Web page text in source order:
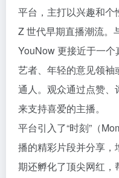
平台，主打以兴趣和
Z 世代早期直播潮流。
YouNow 更接近于一
艺者、年轻的意见领
通人。观众通过点赞
来支持喜爱的主播。
平台引入了“时刻”（
播的精彩片段并分享
期还孵化了顶尖网红